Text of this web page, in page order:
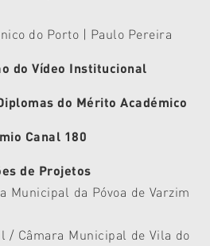
do Porto | Paulo Pereira
doVídeo Institucional
do Mérito Académico
Canal 180
de Projetos
Municipal da Póvoa de Varzim
/ Câmara Municipal de Vila do